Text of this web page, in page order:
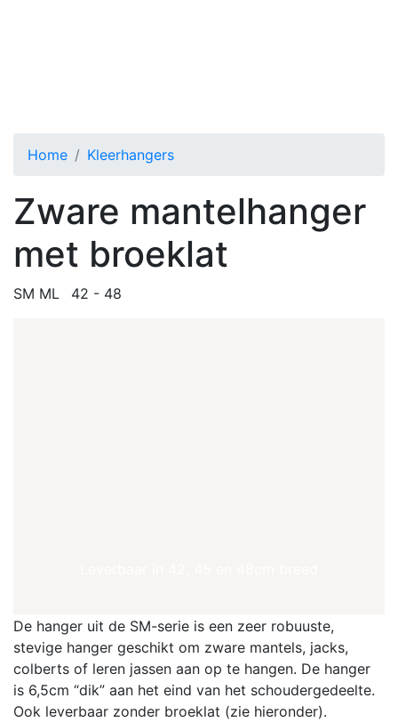
Home Kleerhangers
Zware mantelhanger
met broeklat
SM ML 42 - 48
De hanger uit de SM-serie is een zeer robuuste,
stevige hanger geschikt om zware mantels, jacks,
colberts of leren jassen aan op te hangen. De hanger
is 6,5cm “dik” aan het eind van het schoudergedeelte.
Ook leverbaar zonder broeklat (zie hieronder).